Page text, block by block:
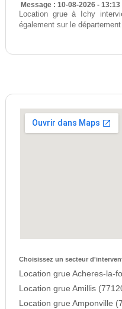
Message : 10-08-2026 - 13:13
Location grue à Ichy
également sur le
Choisissez un secteur
Location grue Acheres-la-
Location grue Amillis
Location grue Amponville